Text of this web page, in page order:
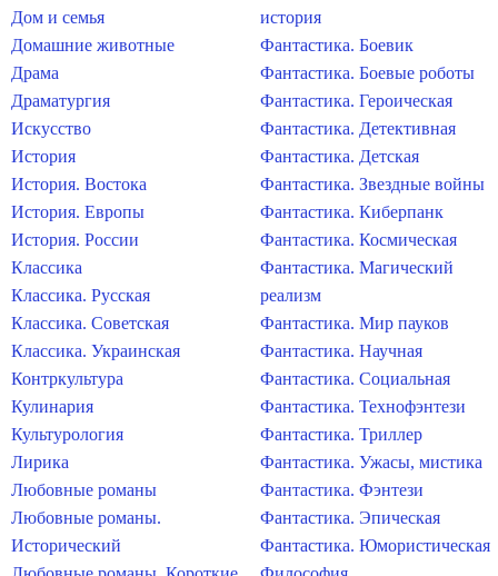
Дом и семья
Домашние животные
Драма
Драматургия
Искусство
История
История. Востока
История. Европы
История. России
Классика
Классика. Русская
Классика. Советская
Классика. Украинская
Контркультура
Кулинария
Культурология
Лирика
Любовные романы
Любовные романы.
Исторический
история
Фантастика. Боевик
Фантастика. Боевые роботы
Фантастика. Героическая
Фантастика. Детективная
Фантастика. Детская
Фантастика. Звездные войны
Фантастика. Киберпанк
Фантастика. Космическая
Фантастика. Магический
реализм
Фантастика. Мир пауков
Фантастика. Научная
Фантастика. Социальная
Фантастика. Технофэнтези
Фантастика. Триллер
Фантастика. Ужасы, мистика
Фантастика. Фэнтези
Фантастика. Эпическая
Фантастика. Юмористическая